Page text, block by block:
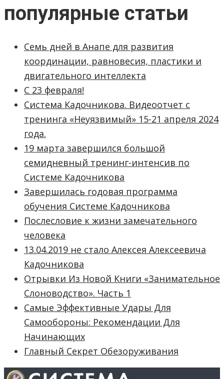
популярные статьи
Семь дней в Анапе для развития
координации, равновесия, пластики и
двигательного интеллекта
С 23 февраля!
Система Кадочникова. Видеоотчет с
тренинга «Неуязвимый» 15-21 апреля 2024
года.
19 марта завершился большой
семидневный тренинг-интенсив по
Системе Кадочникова
Завершилась годовая программа
обучения Системе Кадочникова
Послесловие к жизни замечательного
человека
13.04.2019 не стало Алексея Алексеевича
Кадочникова
Отрывки Из Новой Книги «Занимательное
Слоноводство». Часть 1
Самые Эффективные Удары Для
Самообороны: Рекомендации Для
Начинающих
Главный Секрет Обезоруживания